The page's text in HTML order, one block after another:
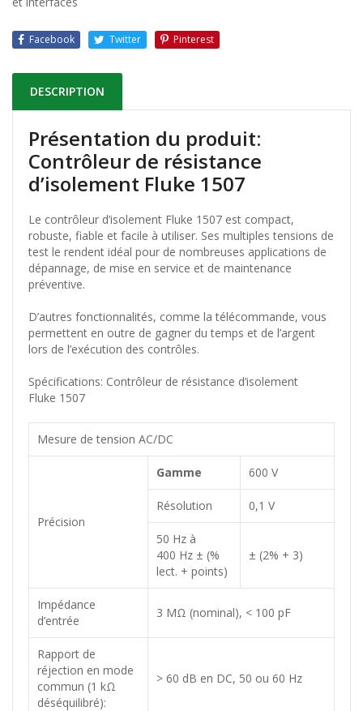
Facebook Twitter Pinterest
DESCRIPTION
Présentation du produit:
Contrôleur de résistance
d’isolement Fluke 1507
Le contrôleur d’isolement Fluke 1507 est compact,
robuste, fiable et facile à utiliser. Ses multiples tensions de
test le rendent idéal pour de nombreuses applications de
dépannage, de mise en service et de maintenance
préventive.
D’autres fonctionnalités, comme la télécommande, vous
permettent en outre de gagner du temps et de l’argent
lors de l’exécution des contrôles.
Spécifications: Contrôleur de résistance d’isolement
Fluke 1507
Mesure de tension AC/DC
Précision
Gamme 600 V
Résolution 0,1 V
50 Hz à
400 Hz ± (%
lect. + points)
± (2% + 3)
Impédance
d’entrée
3 MΩ (nominal), < 100 pF
Rapport de
réjection en mode
commun (1 kΩ
déséquilibré):
> 60 dB en DC, 50 ou 60 Hz